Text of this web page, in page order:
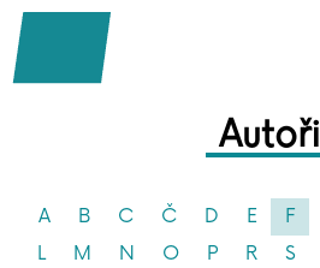
Autoři
A B C Č D E F
L
M N O P R S